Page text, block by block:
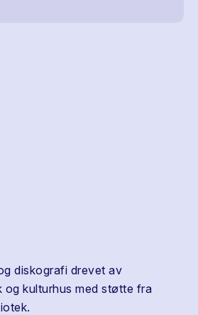
diskografi drevet av
og kulturhus med støtte fra